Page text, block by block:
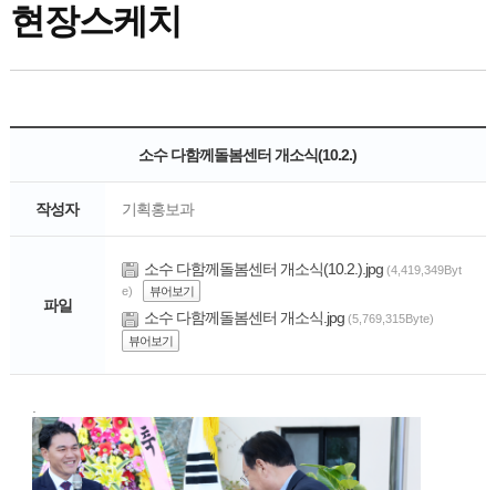
현장스케치
소수 다함께돌봄센터 개소식(10.2.)
작성자 기획홍보과
파일
소수 다함께돌봄센터 개소식(10.2.).jpg (4,419,349Byt
e)
뷰어보기
소수 다함께돌봄센터 개소식.jpg (5,769,315Byte)
뷰어보기